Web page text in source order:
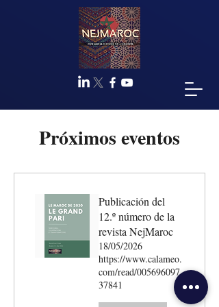
Próximos eventos
Publicación del
12.º número de la
revista NejMaroc
18/05/2026
https://www.calameo.
com/read/005696097
37841